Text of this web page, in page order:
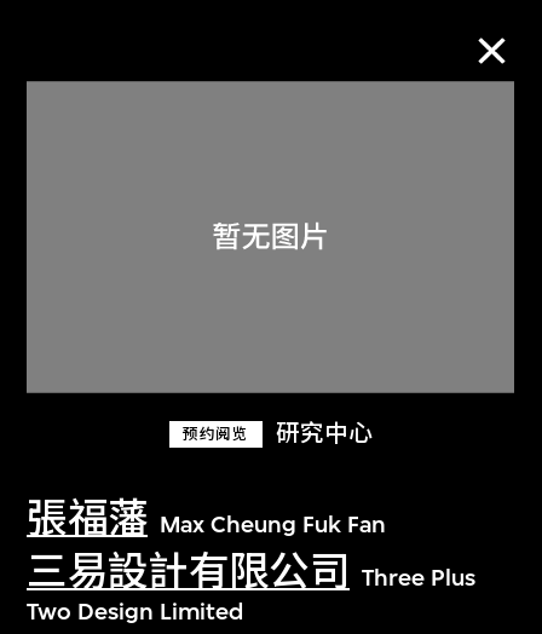
预约阅览 研究中心
張福藩 Max Cheung Fuk Fan
三易設計有限公司
Three Plus
Two Design Limited
关于M+藏品
探索世界顶级的二十及二十一世纪视觉
文化藏品。